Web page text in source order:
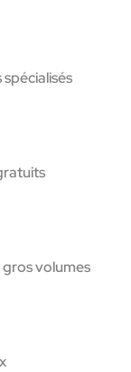
volumes